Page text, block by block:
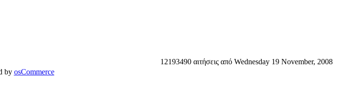
12193490 αιτήσεις από Wednesday 19 November, 2008
by osCommerce